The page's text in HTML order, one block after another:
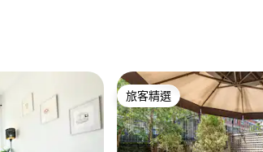
旅客精選
旅客精選